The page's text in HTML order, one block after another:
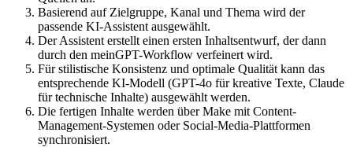
Basierend auf Zielgruppe, Kanal und Thema wird der
passende KI-Assistent ausgewählt.
Der Assistent erstellt einen ersten Inhaltsentwurf, der dann
durch den meinGPT-Workflow verfeinert wird.
Für stilistische Konsistenz und optimale Qualität kann das
entsprechende KI-Modell (GPT-4o für kreative Texte, Claude
für technische Inhalte) ausgewählt werden.
Die fertigen Inhalte werden über Make mit Content-
Management-Systemen oder Social-Media-Plattformen
synchronisiert.